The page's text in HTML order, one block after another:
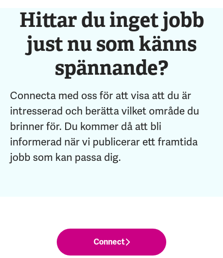
Hittar du inget jobb
just nu som känns
spännande?
Connecta med oss för att visa att du är
intresserad och berätta vilket område du
brinner för. Du kommer då att bli
informerad när vi publicerar ett framtida
jobb som kan passa dig.
Connect